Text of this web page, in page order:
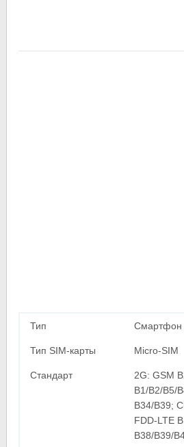
Тип Смартфон
Тип SIM-карты Micro-SIM
Стандарт
2G: GSM
B1/B2/B5/
B34/B39;
FDD-LTE
B38/B39/